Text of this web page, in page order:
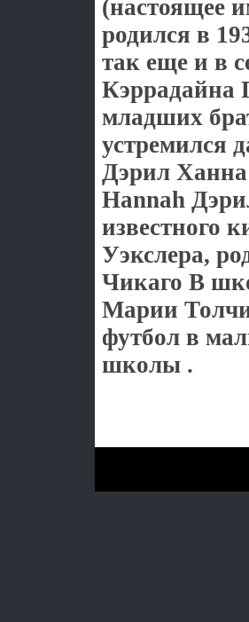
(настоящее
родился в
так еще и в
Кэррадайна
младших
устремился
Дэрил
Hannah
известного
Уэкслера,
Чикаго В
Марии
футбол в
школы .